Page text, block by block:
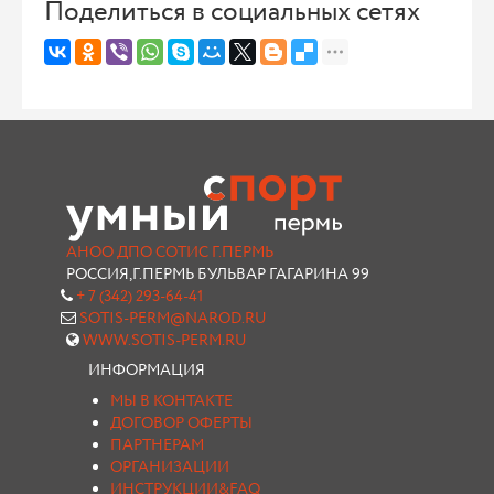
Поделиться в социальных сетях
АНОО ДПО СОТИС Г.ПЕРМЬ
РОССИЯ,Г.ПЕРМЬ БУЛЬВАР ГАГАРИНА 99
+ 7 (342) 293-64-41
SOTIS-PERM@NAROD.RU
WWW.SOTIS-PERM.RU
ИНФОРМАЦИЯ
МЫ В КОНТАКТЕ
ДОГОВОР ОФЕРТЫ
ПАРТНЕРАМ
ОРГАНИЗАЦИИ